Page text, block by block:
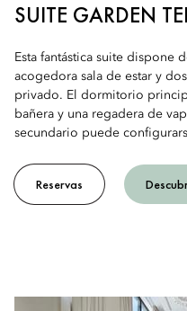
SUITE GARDEN
Esta fantástica suite dispone
acogedora sala de estar y
privado. El dormitorio
bañera y una regadera de
secundario puede
Reservas